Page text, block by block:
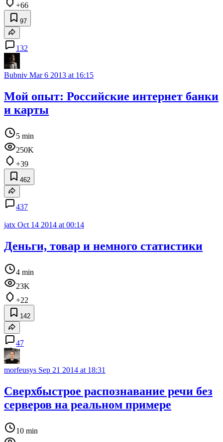
+66
97
132
Bubniv Mar 6 2013 at 16:15
Мой опыт: Российские интернет банки
и карты
5 min
250K
+39
462
437
jatx Oct 14 2014 at 00:14
Деньги, товар и немного статистики
4 min
23K
+22
142
47
morfeusys Sep 21 2014 at 18:31
Сверхбыстрое распознавание речи без
серверов на реальном примере
10 min